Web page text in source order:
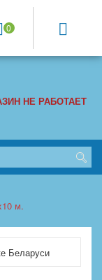
0
НЕ РАБОТАЕТ
м.